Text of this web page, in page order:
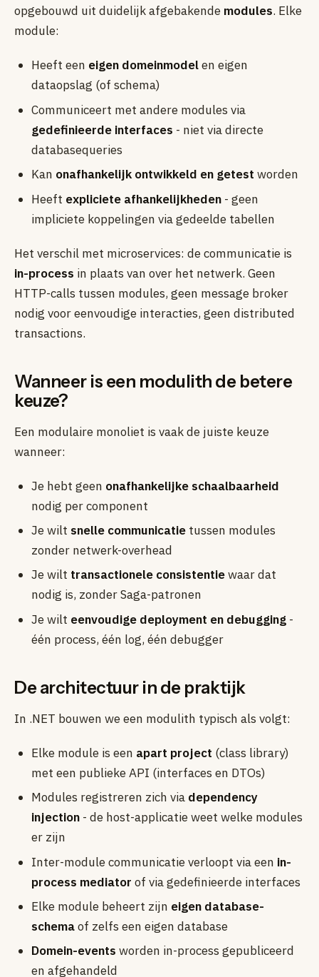
opgebouwd uit duidelijk afgebakende modules. Elke
module:
Heeft een eigen domeinmodelen eigen
dataopslag (of schema)
Communiceert met andere modules via
gedefinieerde interfaces - niet via directe
databasequeries
Kan onafhankelijk ontwikkeld en getest worden
Heeft expliciete afhankelijkheden - geen
impliciete koppelingen via gedeelde tabellen
Het verschil met microservices: de communicatie is
in-process in plaats van over het netwerk. Geen
HTTP-calls tussen modules, geen message broker
nodig voor eenvoudige interacties, geen distributed
transactions.
Wanneer is een modulith de betere
keuze?
Een modulaire monoliet is vaak de juiste keuze
wanneer:
Je hebt geen onafhankelijke schaalbaarheid
nodig per component
Je wilt snelle communicatie tussen modules
zonder netwerk-overhead
Je wilt transactionele consistentiewaar dat
nodig is, zonder Saga-patronen
Je wilt eenvoudige deployment en debugging -
één process, één log, één debugger
De architectuur in de praktijk
In .NET bouwen we een modulith typisch als volgt:
Elke module is een apart project (class library)
met een publieke API (interfaces en DTOs)
Modules registreren zich via dependency
injection - de host-applicatie weet welke modules
er zijn
Inter-module communicatie verloopt via een in-
process mediator of via gedefinieerde interfaces
Elke module beheert zijn eigen database-
schemaof zelfs een eigen database
Domein-events worden in-process gepubliceerd
en afgehandeld